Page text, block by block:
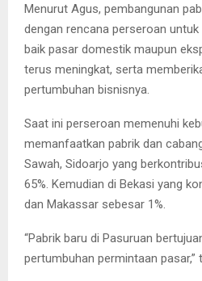
Menurut Agus, pembangunan
dengan rencana perseroan
baik pasar domestik maupun
terus meningkat, serta
pertumbuhan bisnisnya.
Saat ini perseroan memenuhi
memanfaatkan pabrik dan
Sawah, Sidoarjo yang
65%. Kemudian di Bekasi yang
dan Makassar sebesar 1%.
“Pabrik baru di Pasuruan
pertumbuhan permintaan pasar,”